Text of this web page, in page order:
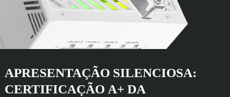
APRESENTAÇÃO SILENCIOSA:
CERTIFICAÇÃO A+ DA